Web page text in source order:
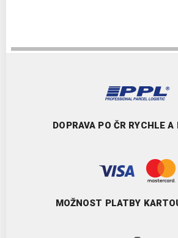
DOPRAVA PO ČR RYCHLE
MOŽNOST PLATBY